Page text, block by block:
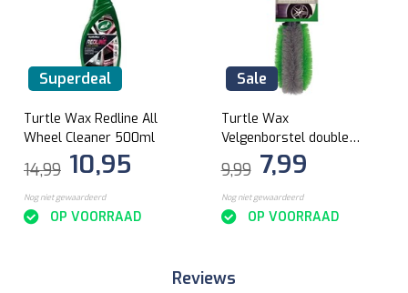
Superdeal
Turtle Wax Redline All
Wheel Cleaner 500ml
14,99 10,95
Nog niet gewaardeerd
OP VOORRAAD
Sale
Turtle Wax
Velgenborstel double
9,99 7,99
Nog niet gewaardeerd
OP VOORRAAD
Reviews